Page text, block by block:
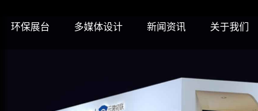
环保展台 多媒体设计 新闻资讯 关于我们